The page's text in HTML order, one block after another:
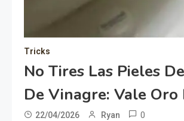
Tricks
No Tires Las Pieles
De Vinagre: Vale Oro
22/04/2026 Ryan 0